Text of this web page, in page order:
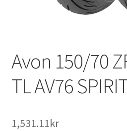
Avon 150/70
TL AV76
1,531.11kr